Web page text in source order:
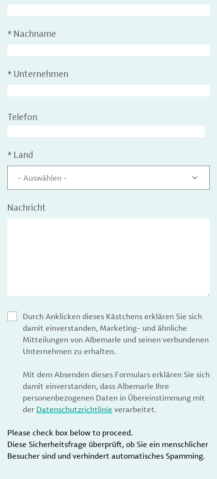
* Nachname
* Unternehmen
Telefon
* Land
- Auswählen -
Nachricht
Durch Anklicken dieses Kästchens erklären Sie sich
damit einverstanden, Marketing- und ähnliche
Mitteilungen von Albemarle und seinen verbundenen
Unternehmen zu erhalten.
Mit dem Absenden dieses Formulars erklären Sie sich
damit einverstanden, dass Albemarle Ihre
personenbezogenen Daten in Übereinstimmung mit
der Datenschutzrichtlinie verarbeitet.
Please check box below to proceed.
Diese Sicherheitsfrage überprüft, ob Sie ein menschlicher
Besucher sind und verhindert automatisches Spamming.